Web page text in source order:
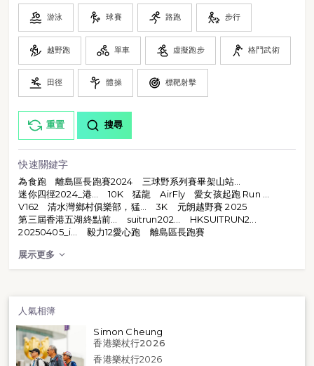
游泳 球賽 路跑 步行
越野跑 單車 虛擬跑步 格鬥武術
田徑 體操 標靶射擊
重置 搜尋
快速關鍵字
為食跑
離島區長跑賽2024
三球野系列賽畢架山站...
迷你四徑2024_港...
10K 猛龍 AirFly
愛女孩起跑 Run ...
V162
清水灣鄉村俱樂部，猛... 3K
元朗越野賽 2025
第三屆香港五湖終點前...
suitrun202...
HKSUITRUN2...
20250405_i...
毅力12愛心跑 離島區長跑賽
展示更多
人氣相簿
Simon Cheung
香港樂杖行2026
香港樂杖行2026